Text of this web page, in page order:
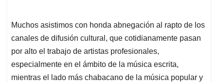
Muchos asistimos con honda abnegación al rapto de los
canales de difusión cultural, que cotidianamente pasan
por alto el trabajo de artistas profesionales,
especialmente en el ámbito de la música escrita,
mientras el lado más chabacano de la música popular y